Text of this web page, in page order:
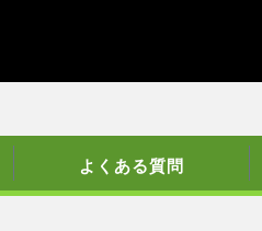
よくある質問